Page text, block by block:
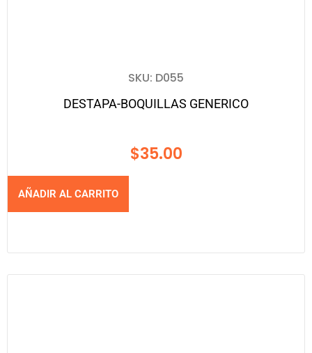
SKU: D055
DESTAPA-BOQUILLAS GENERICO
$35.00
AÑADIR AL CARRITO